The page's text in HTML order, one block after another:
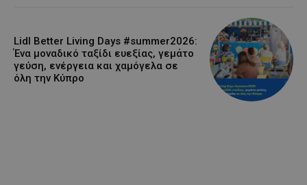
Lidl Better Living Days #summer2026:
Ένα μοναδικό ταξίδι ευεξίας, γεμάτο
γεύση, ενέργεια και χαμόγελα σε
όλη την Κύπρο